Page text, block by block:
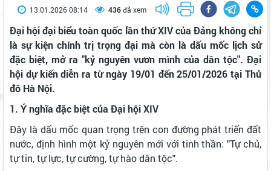
13.01.2026 08:14 436đã xem
Đại hội đại biểu toàn quốc lần thứ XIV của Đảng không chỉ
là sự kiện chính trị trọng đại mà còn là dấu mốc lịch sử
đặc biệt, mở ra "kỷ nguyên vươn mình của dân tộc". Đại
hội dự kiến diễn ra từ ngày 19/01 đến 25/01/2026 tại Thủ
đô Hà Nội.
1. Ý nghĩa đặc biệt của Đại hội XIV
Đây là dấu mốc quan trọng trên con đường phát triển đất
nước, định hình một kỷ nguyên mới với tinh thần: "Tự chủ,
tự tin, tự lực, tự cường, tự hào dân tộc".